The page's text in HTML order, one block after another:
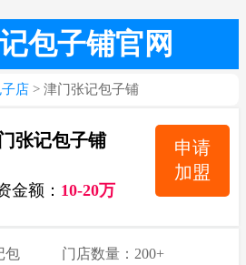
包子铺官网
店 > 津门张记包子铺
张记包子铺
金额： 10-20万
申请
加盟
包 门店数量：200+